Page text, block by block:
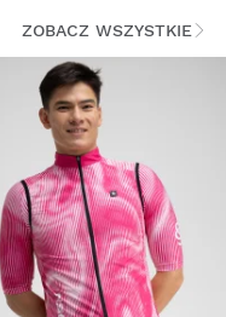
ZOBACZ WSZYSTKIE